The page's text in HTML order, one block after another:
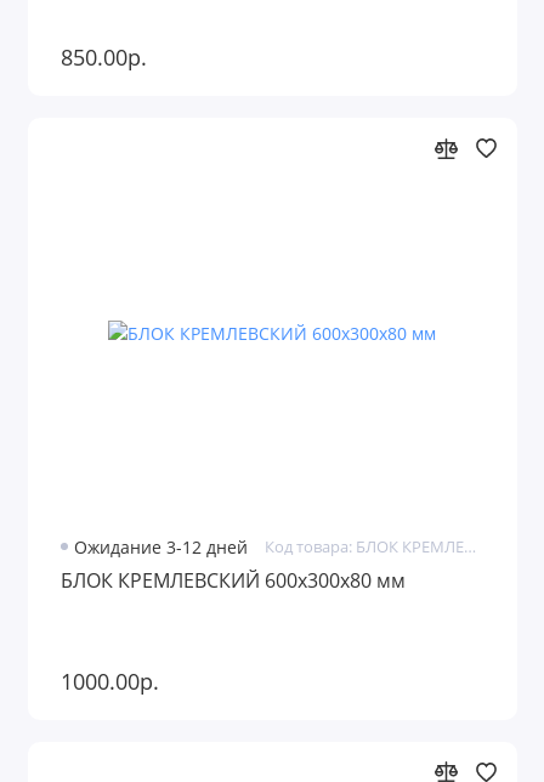
850.00р.
Ожидание 3-12 дней Код товара: БЛОК КРЕМЛЕВСКИЙ
БЛОК КРЕМЛЕВСКИЙ 600х300х80 мм
1000.00р.